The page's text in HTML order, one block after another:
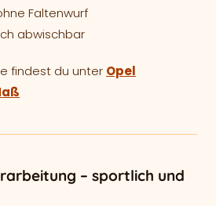
Faltenwurf
abwischbar
findest du unter Opel
– sportlich und